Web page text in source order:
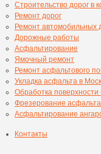
Строительство дорог в
Ремонт дорог
Ремонт автомобильных
Дорожные работы
Асфальтирование
Ямочный ремонт
Ремонт асфальтового
Укладка асфальта в
Обработка
Фрезерование асфальта
Асфальтирование
Контакты